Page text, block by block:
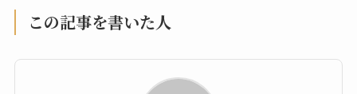
この記事を書いた人